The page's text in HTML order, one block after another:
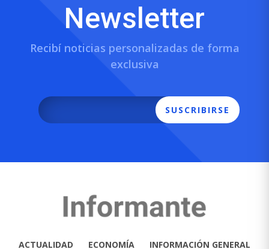
Newsletter
Recibí noticias personalizadas de forma
exclusiva
SUSCRIBIRSE
ACTUALIDAD ECONOMÍA INFORMACIÓN GENERAL